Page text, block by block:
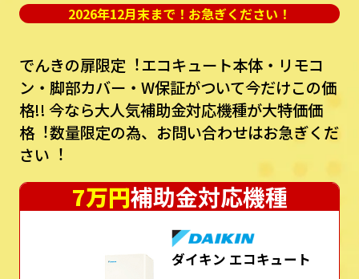
2026年12月末まで！お急ぎください！
でんきの扉限定︕エコキュート本体・リモコ
ン・脚部カバー・W保証がついて今だけこの価
格!! 今なら⼤⼈気補助⾦対応機種が⼤特価価
格︕数量限定の為、お問い合わせはお急ぎくだ
さい︕
7万円補助金対応機種
ダイキン エコキュート